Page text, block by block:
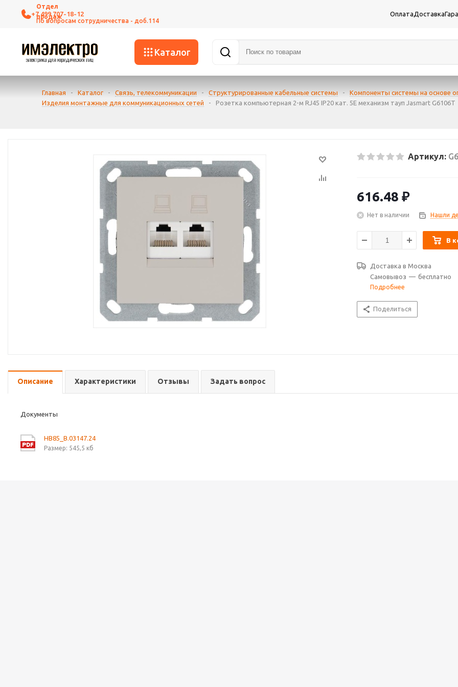
+7 499 707-18-12 ОплатаДоставка
Каталог
Главная - Каталог - Связь, телекоммуникации - Структурированные кабельные системы - Компоненты системы на основе
Изделия монтажные для коммуникационных сетей
- Розетка компьютерная 2-м RJ45 IP20 кат. 5E механизм тауп Jasmart G6106T
Артикул:
616.48 ₽
Нет в наличии Нашли
В
Доставка в Москва
Самовывоз — бесплатно
Подробнее
Поделиться
Описание Характеристики Отзывы Задать вопрос
Документы
HB85_B.03147.24
Размер: 545,5 кб